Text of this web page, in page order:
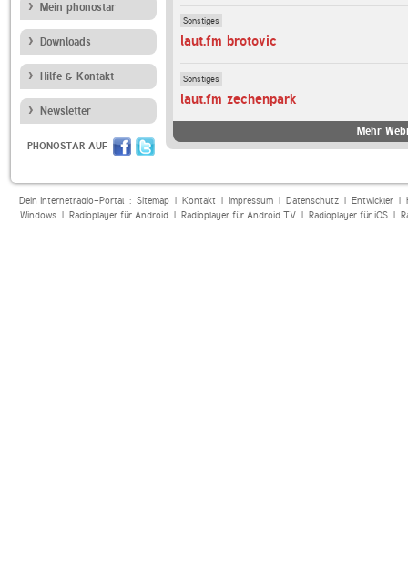
Mein phonostar
Downloads
Hilfe & Kontakt
Newsletter
PHONOSTAR AUF
Sonstiges
laut.fm brotovic
Sonstiges
laut.fm zechenpark
Mehr
Dein Internetradio-Portal : Sitemap| Kontakt| Impressum| Datenschutz| Entwickler|
Windows| Radioplayer für Android| Radioplayer für Android TV| Radioplayer für iOS|